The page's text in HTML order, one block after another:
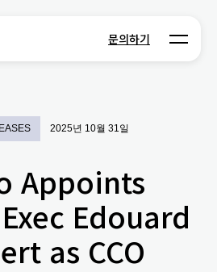
문의하기 Open
2025년 10월 31일
Appoints
Edouard
as CCO